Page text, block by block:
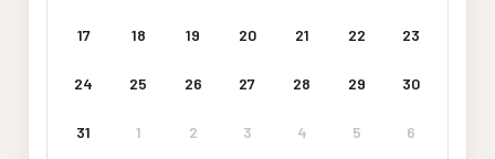
17 18 19 20 21 22 23
24 25 26 27 28 29 30
31 1 2 3 4 5 6